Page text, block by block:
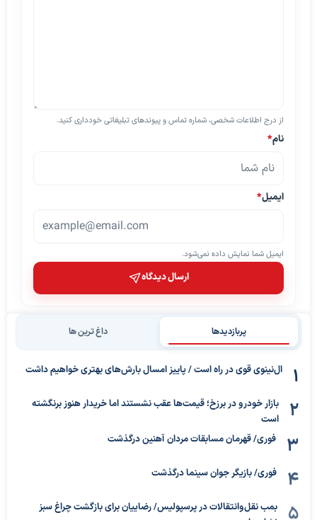
از درج اطلاعات شخصی، شماره تماس و پیوندهای تبلیغاتی خودداری کنید.
نام*
ایمیل*
ایمیل شما نمایش داده نمی‌شود.
ارسال دیدگاه
پربازدیدها داغ ترین ها
ال‌نینوی قوی در راه است / پاییز امسال بارش‌های بهتری خواهیم داشت
بازار خودرو در برزخ؛ قیمت‌ها عقب نشستند اما خریدار هنوز برنگشته
است
فوری/ قهرمان مسابقات مردان آهنین درگذشت
فوری/ بازیگر جوان سینما درگذشت
بمب نقل‌وانتقالات در پرسپولیس/ رضاییان برای بازگشت چراغ سبز